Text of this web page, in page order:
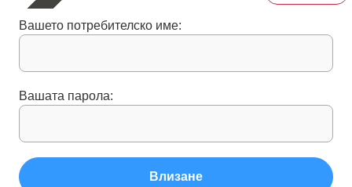
Вашето потребителско име:
Вашата парола:
Влизане